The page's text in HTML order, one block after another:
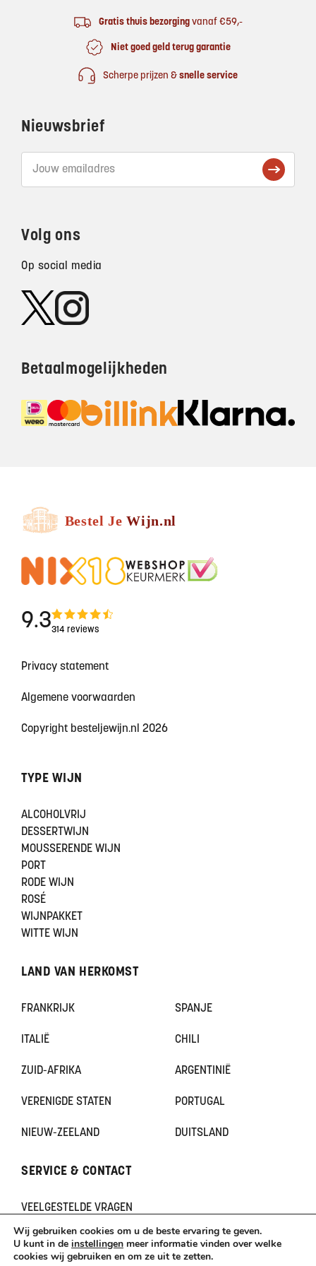
Gratis thuis bezorgingvanaf €59,-
Niet goed geld terug garantie
Scherpe prijzen & snelle service
Nieuwsbrief
Volg ons
Op social media
Betaalmogelijkheden
9.3314 reviews
Privacy statement
Algemene voorwaarden
Copyright besteljewijn.nl 2026
TYPE WIJN
ALCOHOLVRIJ
DESSERTWIJN
MOUSSERENDE WIJN
PORT
RODE WIJN
ROSÉ
WIJNPAKKET
WITTE WIJN
LAND VAN HERKOMST
FRANKRIJK SPANJE
ITALIË CHILI
ZUID-AFRIKA ARGENTINIË
VERENIGDE STATEN PORTUGAL
NIEUW-ZEELAND DUITSLAND
SERVICE & CONTACT
VEELGESTELDE VRAGEN
CONTACT
KLACHTEN
TERUGBETAAL- EN RETOURNERINGSBELEID
Wij gebruiken cookies om u de beste ervaring te geven.
U kunt in de instellingen meer informatie vinden over welke
cookies wij gebruiken en om ze uit te zetten.